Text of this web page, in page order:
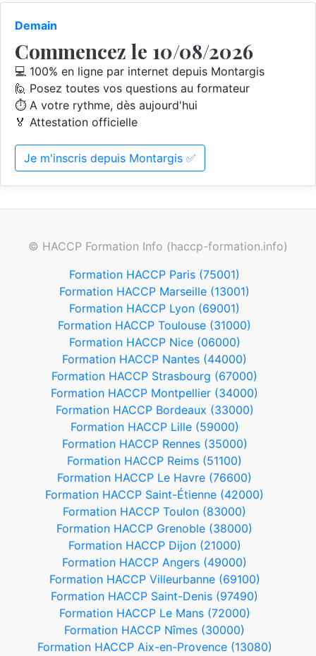
Demain
Commencez le 10/08/2026
💻 100% en ligne par internet depuis Montargis
🙋 Posez toutes vos questions au formateur
⏱️ A votre rythme, dès aujourd'hui
🏅 Attestation officielle
Je m'inscris depuis Montargis ✅
© HACCP Formation Info (haccp-formation.info)
Formation HACCP Paris (75001)
Formation HACCP Marseille (13001)
Formation HACCP Lyon (69001)
Formation HACCP Toulouse (31000)
Formation HACCP Nice (06000)
Formation HACCP Nantes (44000)
Formation HACCP Strasbourg (67000)
Formation HACCP Montpellier (34000)
Formation HACCP Bordeaux (33000)
Formation HACCP Lille (59000)
Formation HACCP Rennes (35000)
Formation HACCP Reims (51100)
Formation HACCP Le Havre (76600)
Formation HACCP Saint-Étienne (42000)
Formation HACCP Toulon (83000)
Formation HACCP Grenoble (38000)
Formation HACCP Dijon (21000)
Formation HACCP Angers (49000)
Formation HACCP Villeurbanne (69100)
Formation HACCP Saint-Denis (97490)
Formation HACCP Le Mans (72000)
Formation HACCP Nîmes (30000)
Formation HACCP Aix-en-Provence (13080)